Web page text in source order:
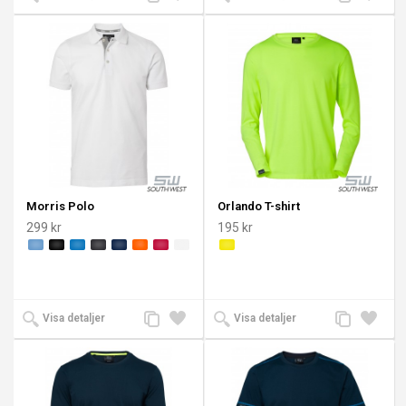
till i
till
till i
till
Morris Polo
299 kr
Visa detaljer
Lägg
till i
Lägg
till
Orlando T-shirt
195 kr
Visa detaljer
Lägg
till i
Lägg
till